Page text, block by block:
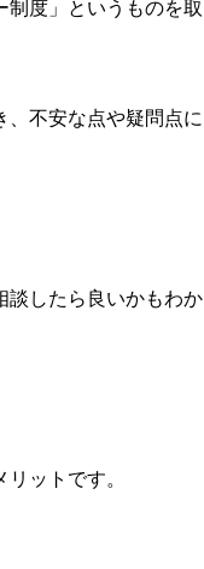
制度」というものを取
、不安な点や疑問点に
談したら良いかもわか
ットです。